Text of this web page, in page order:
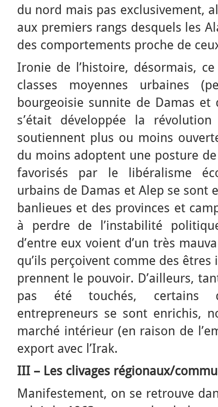
du nord mais pas exclusivement,
aux premiers rangs desquels les
des comportements proche de
Ironie de l’histoire, désormais,
classes moyennes urbaines
bourgeoisie sunnite de Damas et
s’était développée la
soutiennent plus ou moins
du moins adoptent une posture
favorisés par le libéralisme
urbains de Damas et Alep se sont
banlieues et des provinces et
à perdre de l’instabilité
d’entre eux voient d’un très
qu’ils perçoivent comme des
prennent le pouvoir. D’ailleurs,
pas été touchés, certains
entrepreneurs se sont enrichis,
marché intérieur (en raison de
export avec l’Irak.
III – Les clivages régionaux/
Manifestement, on se retrouve